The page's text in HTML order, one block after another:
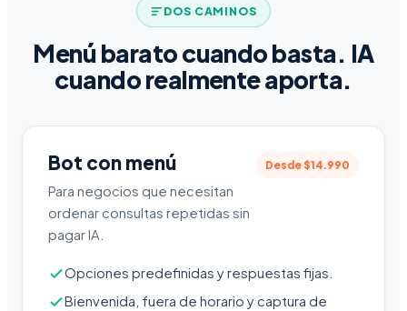
DOS CAMINOS
Menú barato cuando basta. IA
cuando realmente aporta.
Bot con menú
Para negocios que necesitan
ordenar consultas repetidas sin
pagar IA.
Desde $14.990
Opciones predefinidas y respuestas fijas.
Bienvenida, fuera de horario y captura de